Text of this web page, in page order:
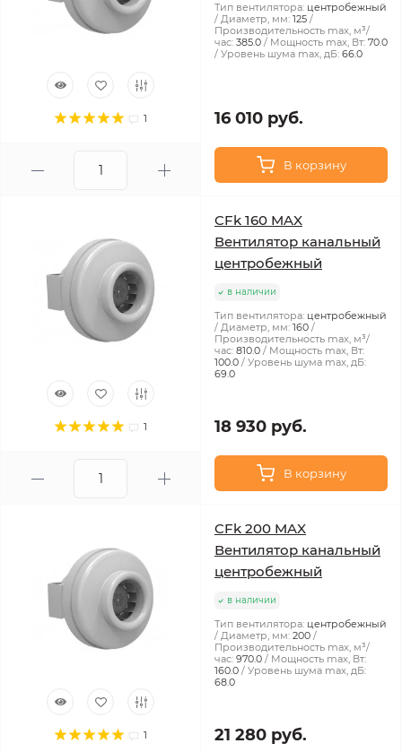
1
Тип вентилятора: центробежный
Диаметр, мм: 125
Производительность max, м³/
час: 385.0 Мощность max, Вт: 70.0
Уровень шума max, дБ: 66.0
16 010 руб.
В корзину
1
CFk 160 MAX
Вентилятор канальный
центробежный
в наличии
Тип вентилятора: центробежный
Диаметр, мм: 160
Производительность max, м³/
час: 810.0
Мощность max, Вт:
100.0
Уровень шума max, дБ:
69.0
18 930 руб.
В корзину
1
CFk 200 MAX
Вентилятор канальный
центробежный
в наличии
Тип вентилятора: центробежный
Диаметр, мм: 200
Производительность max, м³/
час: 970.0
Мощность max, Вт:
160.0
Уровень шума max, дБ:
68.0
21 280 руб.